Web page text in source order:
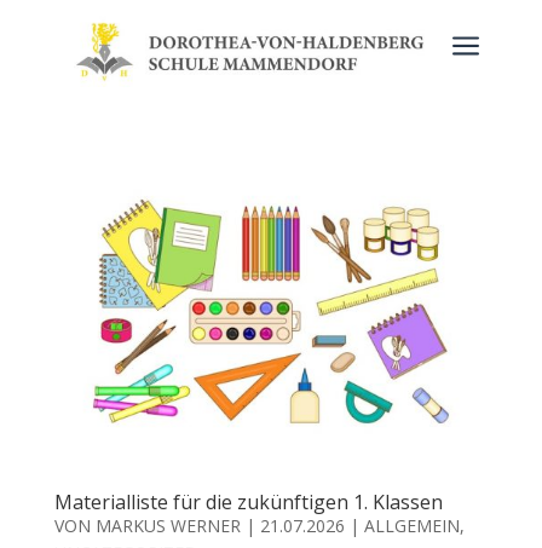
a
Materialliste für die zukünftigen 1. Klassen
VON MARKUS WERNER| 21.07.2026 | ALLGEMEIN,